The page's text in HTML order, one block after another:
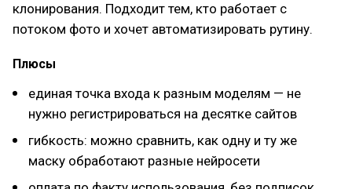
клонирования. Подходит тем, кто работает с
потоком фото и хочет автоматизировать рутину.
Плюсы
единая точка входа к разным моделям — не
нужно регистрироваться на десятке сайтов
гибкость: можно сравнить, как одну и ту же
маску обработают разные нейросети